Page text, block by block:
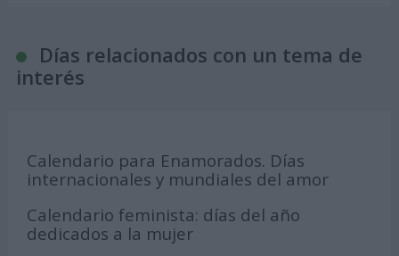
Días relacionados con un tema de
interés
Calendario para Enamorados. Días
internacionales y mundiales del amor
Calendario feminista: días del año
dedicados a la mujer